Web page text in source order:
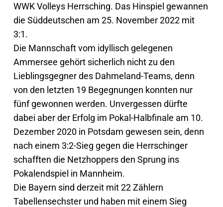
WWK Volleys Herrsching. Das Hinspiel gewannen
die Süddeutschen am 25. November 2022 mit
3:1.
Die Mannschaft vom idyllisch gelegenen
Ammersee gehört sicherlich nicht zu den
Lieblingsgegner des Dahmeland-Teams, denn
von den letzten 19 Begegnungen konnten nur
fünf gewonnen werden. Unvergessen dürfte
dabei aber der Erfolg im Pokal-Halbfinale am 10.
Dezember 2020 in Potsdam gewesen sein, denn
nach einem 3:2-Sieg gegen die Herrschinger
schafften die Netzhoppers den Sprung ins
Pokalendspiel in Mannheim.
Die Bayern sind derzeit mit 22 Zählern
Tabellensechster und haben mit einem Sieg